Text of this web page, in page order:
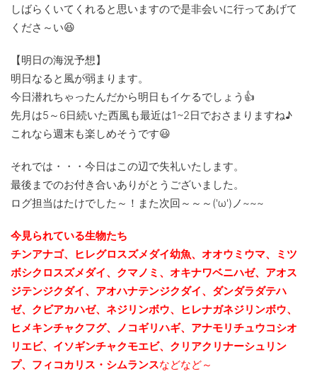
しばらくいてくれると思いますので是非会いに行ってあげて
くださ～い😆
【明日の海況予想】
明日なると風が弱まります。
今日潜れちゃったんだから明日もイケるでしょう👍
先月は5～6日続いた西風も最近は1~2日でおさまりますね♪
これなら週末も楽しめそうです😃
それでは・・・今日はこの辺で失礼いたします。
最後までのお付き合いありがとうございました。
ログ担当はたけでした～！また次回～～～('ω')ノ~~~
今見られている生物たち
チンアナゴ、ヒレグロスズメダイ幼魚、 オオウミウマ、ミツ
ボシクロスズメダイ、クマノミ、オキナワベニハゼ、アオス
ジテンジクダイ、 アオハナテンジクダイ、ダンダラダテハ
ゼ、クビアカハゼ、ネジリンボウ、ヒレナガネジリンボウ、
ヒメキンチャクフグ、ノコギリハギ、アナモリチュウコシオ
リエビ、 イソギンチャクモエビ、クリアクリナーシュリン
プ、フィコカリス・シムランスなどなど～